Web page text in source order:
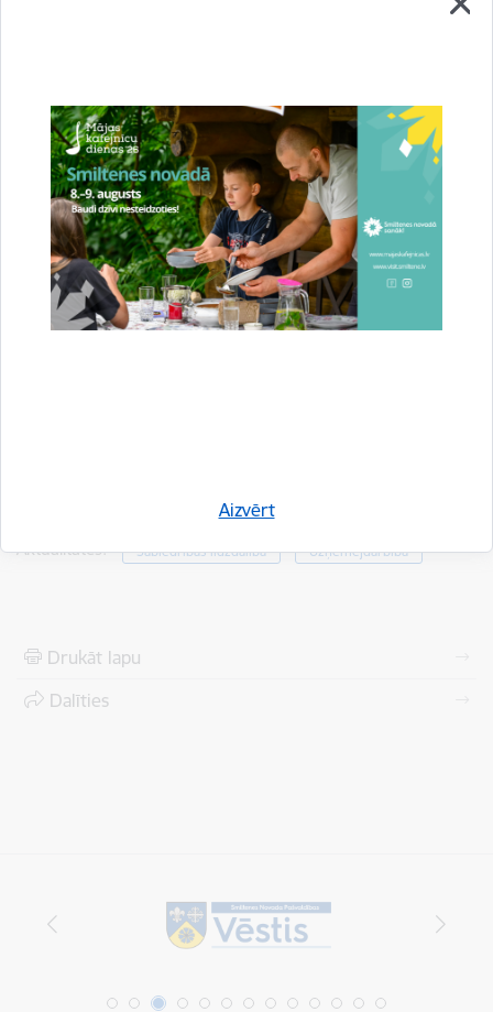
Aizvērt
nozīmes biotopu un sugu labvēlīgu aizsardzības stāvokli.
Informācija par pieteikšanos
Madara Černuho, LLKC Meža konsultāciju centrs
madara.cernuho@mkpc.llkc.lv, mob.tel.:26822003
Aktualitātes: Sabiedrības līdzdalība Uzņēmējdarbība
Drukāt lapu
Dalīties